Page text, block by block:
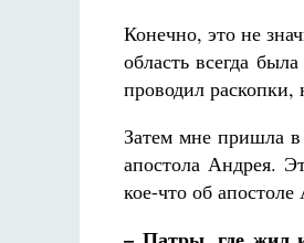
Конечно, это не
область всегда
проводил
Затем мне пришла
апостола Андрея.
кое-что об